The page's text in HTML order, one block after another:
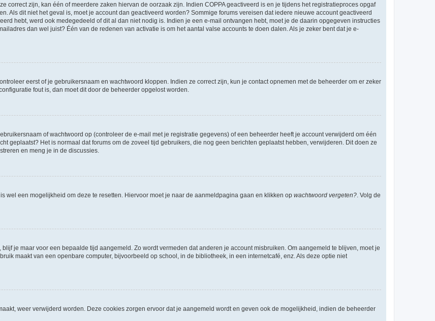
correct zijn, kan één of meerdere zaken hiervan de oorzaak zijn. Indien COPPA geactiveerd is en je tijdens het registratieproces opgaf
Als dit niet het geval is, moet je account dan geactiveerd worden? Sommige forums vereisen dat iedere nieuwe account geactiveerd
hebt, werd ook medegedeeld of dit al dan niet nodig is. Indien je een e-mail ontvangen hebt, moet je de daarin opgegeven instructies
dan wel juist? Één van de redenen van activatie is om het aantal valse accounts te doen dalen. Als je zeker bent dat je e-
eerst of je gebruikersnaam en wachtwoord kloppen. Indien ze correct zijn, kun je contact opnemen met de beheerder om er zeker
fout is, dan moet dit door de beheerder opgelost worden.
of wachtwoord op (controleer de e-mail met je registratie gegevens) of een beheerder heeft je account verwijderd om één
geplaatst? Het is normaal dat forums om de zoveel tijd gebruikers, die nog geen berichten geplaatst hebben, verwijderen. Dit doen ze
en meng je in de discussies.
wel een mogelijkheid om deze te resetten. Hiervoor moet je naar de aanmeldpagina gaan en klikken op wachtwoord vergeten? . Volg de
je maar voor een bepaalde tijd aangemeld. Zo wordt vermeden dat anderen je account misbruiken. Om aangemeld te blijven, moet je
maakt van een openbare computer, bijvoorbeeld op school, in de bibliotheek, in een internetcafé, enz. Als deze optie niet
weer verwijderd worden. Deze cookies zorgen ervoor dat je aangemeld wordt en geven ook de mogelijkheid, indien de beheerder